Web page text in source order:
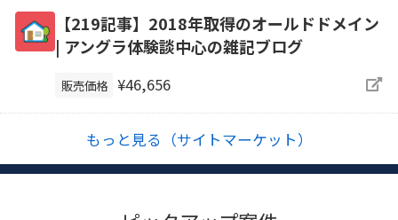
【219記事】2018年取得のオールドドメイン
| アングラ体験談中心の雑記ブログ
販売価格 ¥46,656
もっと見る（サイトマーケット）